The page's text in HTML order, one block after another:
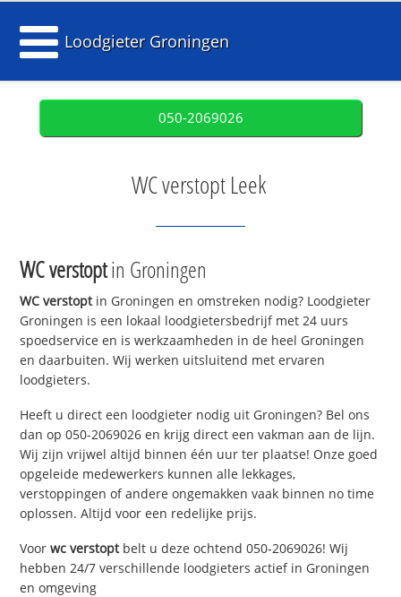
Loodgieter Groningen
050-2069026
WC verstopt Leek
WC verstoptin Groningen
WC verstoptin Groningen en omstreken nodig? Loodgieter
Groningen is een lokaal loodgietersbedrijf met 24 uurs
spoedservice en is werkzaamheden in de heel Groningen
en daarbuiten. Wij werken uitsluitend met ervaren
loodgieters.
Heeft u direct een loodgieter nodig uit Groningen? Bel ons
dan op 050-2069026 en krijg direct een vakman aan de lijn.
Wij zijn vrijwel altijd binnen één uur ter plaatse! Onze goed
opgeleide medewerkers kunnen alle lekkages,
verstoppingen of andere ongemakken vaak binnen no time
oplossen. Altijd voor een redelijke prijs.
Voorwc verstoptbelt u deze ochtend 050-2069026! Wij
hebben 24/7 verschillende loodgieters actief in Groningen
en omgeving